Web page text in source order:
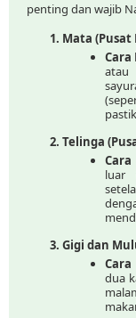
penting dan wajib
Mata
atau
Telinga
luar
Gigi dan
dua